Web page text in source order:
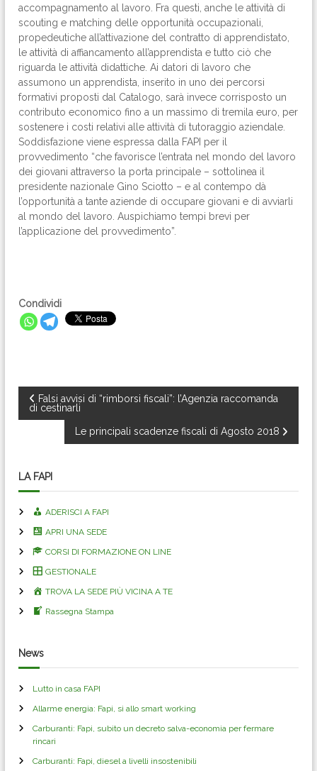
accompagnamento al lavoro. Fra questi, anche le attività di
scouting e matching delle opportunità occupazionali,
propedeutiche all’attivazione del contratto di apprendistato,
le attività di affiancamento all’apprendista e tutto ciò che
riguarda le attività didattiche. Ai datori di lavoro che
assumono un apprendista, inserito in uno dei percorsi
formativi proposti dal Catalogo, sarà invece corrisposto un
contributo economico fino a un massimo di tremila euro, per
sostenere i costi relativi alle attività di tutoraggio aziendale.
Soddisfazione viene espressa dalla FAPI per il
provvedimento “che favorisce l’entrata nel mondo del lavoro
dei giovani attraverso la porta principale – sottolinea il
presidente nazionale Gino Sciotto – e al contempo dà
l’opportunità a tante aziende di occupare giovani e di avviarli
al mondo del lavoro. Auspichiamo tempi brevi per
l’applicazione del provvedimento”.
Condividi
N
v
i
g
a
z
o
n
e
a
Falsi avvisi di “rimborsi fiscali”: l’Agenzia raccomanda
di cestinarli
Le principali scadenze fiscali di Agosto 2018
LA FAPI
ADERISCI A FAPI
APRI UNA SEDE
CORSI DI FORMAZIONE ON LINE
GESTIONALE
TROVA LA SEDE PIÙ VICINA A TE
Rassegna Stampa
News
Lutto in casa FAPI
Allarme energia: Fapi, si allo smart working
Carburanti: Fapi, subito un decreto salva-economia per fermare
rincari
Carburanti: Fapi, diesel a livelli insostenibili